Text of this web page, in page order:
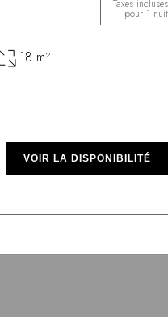
Taxes incluses
pour 1 nuit
18 m²
VOIR LA DISPONIBILITÉ